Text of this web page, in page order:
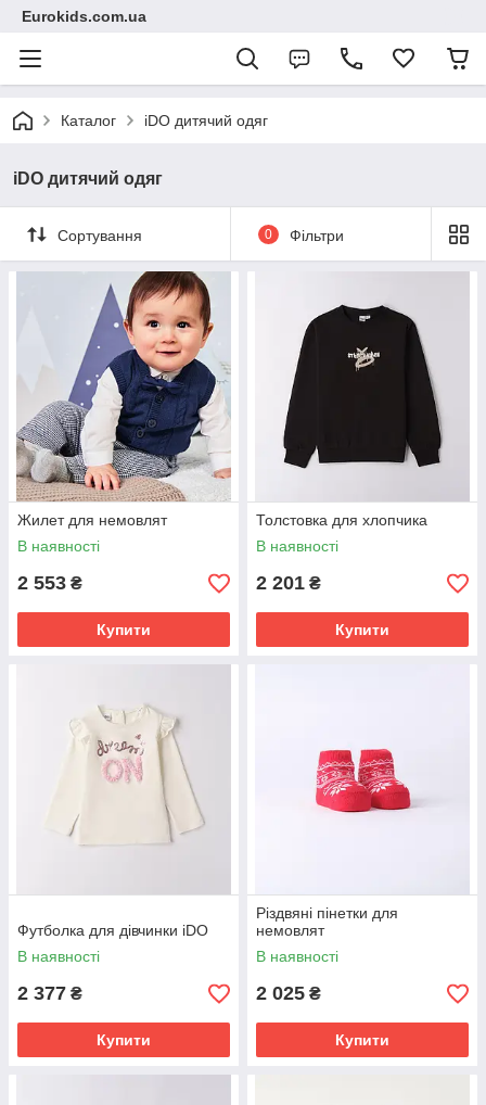
Eurokids.com.ua
Каталог iDO дитячий одяг
iDO дитячий одяг
Сортування 0 Фільтри
Жилет для немовлят
В наявності
2 553 ₴
Купити
Толстовка для хлопчика
В наявності
2 201 ₴
Купити
Футболка для дівчинки iDO
В наявності
2 377 ₴
Купити
Різдвяні пінетки для
немовлят
В наявності
2 025 ₴
Купити